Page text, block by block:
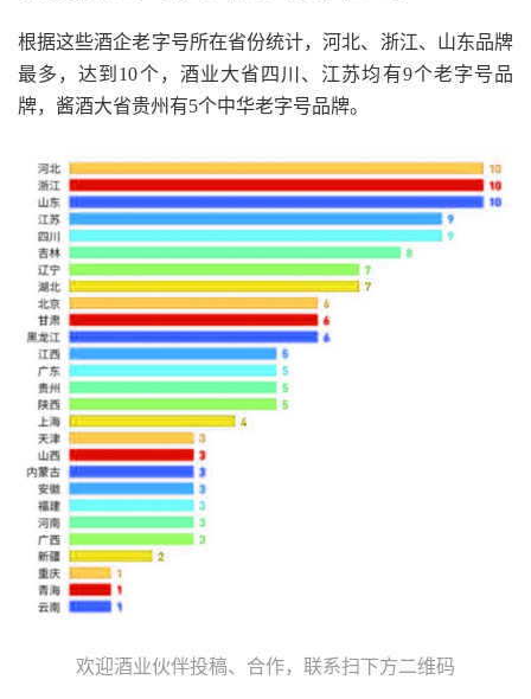
根据这些酒企老字号所在省份统计，河北、浙江、山东品牌
最多，达到10个，酒业大省四川、江苏均有9个老字号品
牌，酱酒大省贵州有5个中华老字号品牌。
欢迎酒业伙伴投稿、合作，联系扫下方二维码